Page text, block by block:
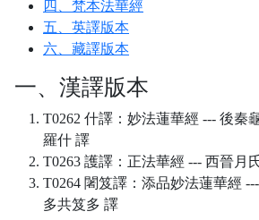
四、梵本法華經
五、英譯版本
六、藏譯版本
一、漢譯版本
T0262 什譯：妙法蓮華經 --- 後秦
羅什 譯
T0263 護譯：正法華經 --- 西晉月
T0264 闍笈譯：添品妙法蓮華經
多共笈多 譯